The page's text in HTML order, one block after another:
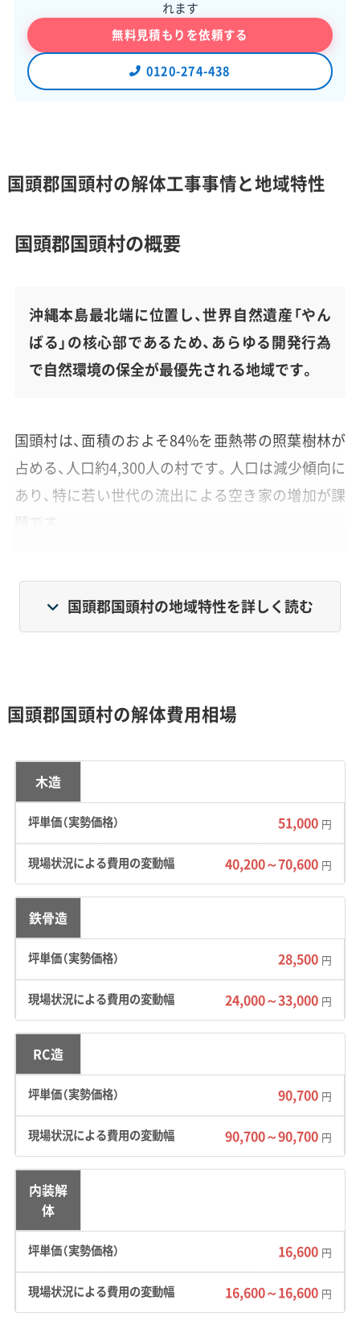
れます
無料見積もりを依頼する
0120-274-438
国頭郡国頭村の解体工事事情と地域特性
国頭郡国頭村の概要
沖縄本島最北端に位置し、世界自然遺産「やん
ばる」の核心部であるため、あらゆる開発行為
で自然環境の保全が最優先される地域です。
国頭村は、面積のおよそ84%を亜熱帯の照葉樹林が
占める、人口約4,300人の村です。人口は減少傾向に
あり、特に若い世代の流出による空き家の増加が課
すらぎの里」を掲げています。経済は林業やパイン
アップル栽培といった第一次産業と、豊かな自然を
いるのが特徴です。
地形・道路事情と解体費用の傾向
急な傾斜地の密集住宅地と、大型トラックが入
れない狭い道が解体工事を難しくしています。
結果として、重機の使用が制限され、運搬コス
トも上がりやすい傾向にあります。
地形の特徴：山が海に迫るような急斜面や海岸
段丘に住宅が密集しています。特に字奥地区な
どでは、限られた平地を確保するために造られ
た古い石積みの擁壁が多く見られます。そのた
め、解体工事の際には擁壁の崩落リスクに細心
の注意を払う必要があります。
道路事情：明治から昭和初期の町割りが残る辺
土名の旧市街地などでは、4トントラックが入れ
ない狭い道が多くあります。このため、廃棄物の
搬出には2トン車を何度も往復させる必要があ
り、作業効率が落ちてしまいます。
費用への影響：重機が使いにくいために手作業
国頭郡国頭村の地域特性を詳しく読む
国頭郡国頭村の解体費用相場
木造
51,000 円
40,200～70,600 円
鉄骨造
28,500 円
24,000～33,000 円
RC造
90,700 円
90,700～90,700 円
内装解
体
16,600 円
16,600～16,600 円